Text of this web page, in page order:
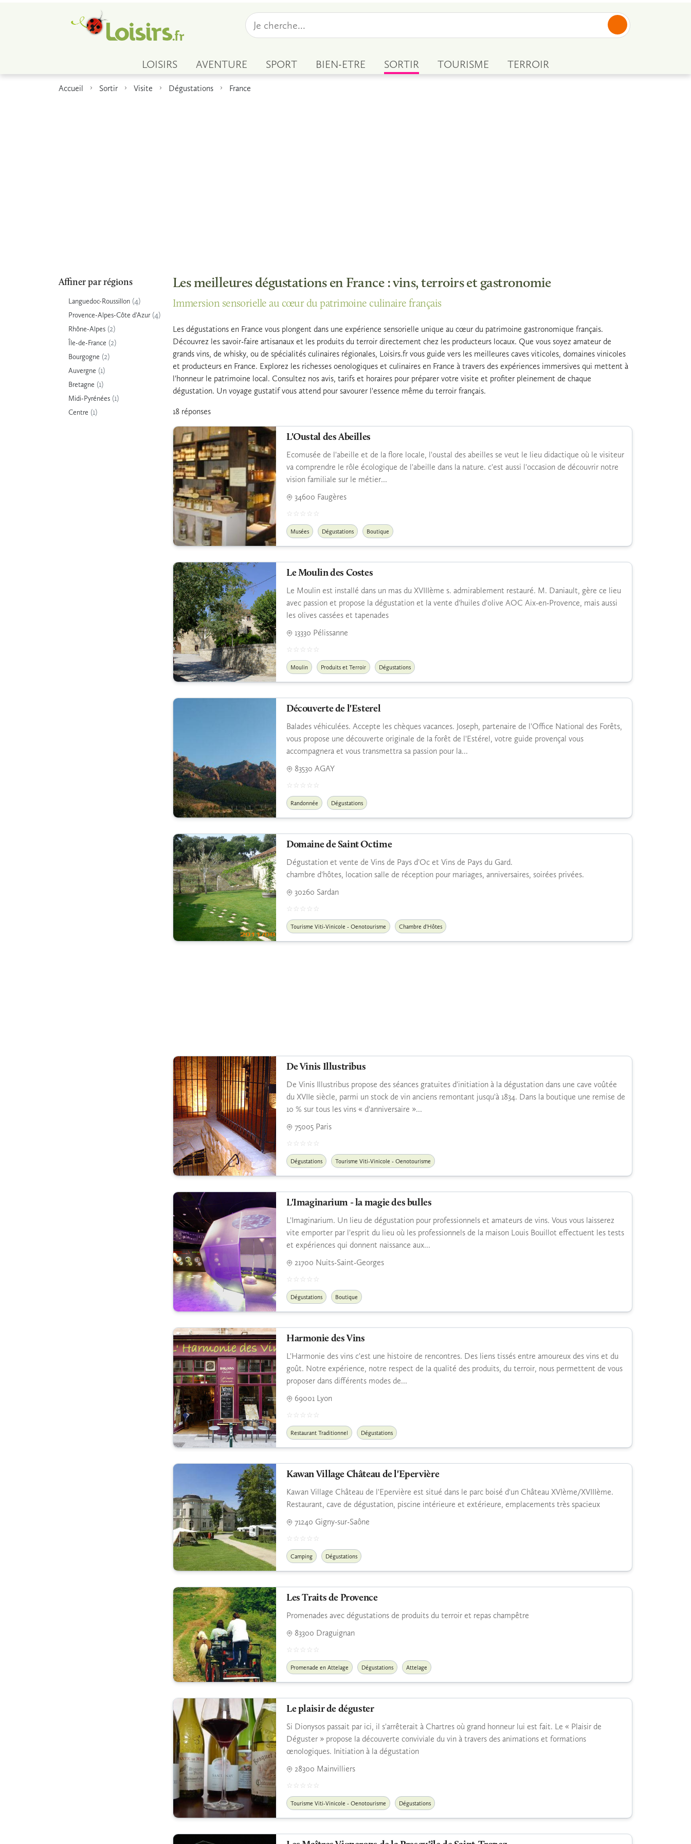
LOISIRS AVENTURE SPORT BIEN-ETRE SORTIR TOURISME TERROIR
Accueil Sortir Visite Dégustations France
Affiner par régions
Languedoc-Roussillon (4)
Provence-Alpes-Côte d'Azur(4)
Rhône-Alpes (2)
Île-de-France (2)
Bourgogne (2)
Auvergne (1)
Bretagne (1)
Midi-Pyrénées (1)
Centre (1)
Les meilleures dégustations en France : vins, terroirs et gastronomie
Immersion sensorielle au cœur du patrimoine culinaire français
Les dégustations en France vous plongent dans une expérience sensorielle unique au cœur du patrimoine gastronomique français.
Découvrez les savoir-faire artisanaux et les produits du terroir directement chez les producteurs locaux. Que vous soyez amateur de
grands vins, de whisky, ou de spécialités culinaires régionales, Loisirs.fr vous guide vers les meilleures caves viticoles, domaines vinicoles
et producteurs en France. Explorez les richesses oenologiques et culinaires en France à travers des expériences immersives qui mettent à
l'honneur le patrimoine local. Consultez nos avis, tarifs et horaires pour préparer votre visite et profiter pleinement de chaque
dégustation. Un voyage gustatif vous attend pour savourer l'essence même du terroir français.
18 réponses
L'Oustal des Abeilles
Ecomusée de l'abeille et de la flore locale, l'oustal des abeilles se veut le lieu didactique où le visiteur
va comprendre le rôle écologique de l'abeille dans la nature. c'est aussi l'occasion de découvrir notre
vision familiale sur le métier...
34600 Faugères
Musées Dégustations Boutique
Le Moulin des Costes
Le Moulin est installé dans un mas du XVIIIème s. admirablement restauré. M. Daniault, gère ce lieu
avec passion et propose la dégustation et la vente d'huiles d'olive AOC Aix-en-Provence, mais aussi
les olives cassées et tapenades
13330 Pélissanne
Moulin Produits et Terroir Dégustations
Découverte de l'Esterel
Balades véhiculées. Accepte les chèques vacances. Joseph, partenaire de l'Office National des Forêts,
vous propose une découverte originale de la forêt de l'Estérel, votre guide provençal vous
accompagnera et vous transmettra sa passion pour la...
83530 AGAY
Randonnée Dégustations
Domaine de Saint Octime
Dégustation et vente de Vins de Pays d'Oc et Vins de Pays du Gard.
chambre d'hôtes, location salle de réception pour mariages, anniversaires, soirées privées.
30260 Sardan
Tourisme Viti-Vinicole - Oenotourisme Chambre d'Hôtes
De Vinis Illustribus
De Vinis Illustribus propose des séances gratuites d'initiation à la dégustation dans une cave voûtée
du XVIIe siècle, parmi un stock de vin anciens remontant jusqu'à 1834. Dans la boutique une remise de
10 % sur tous les vins « d'anniversaire »...
75005 Paris
Dégustations Tourisme Viti-Vinicole - Oenotourisme
L'Imaginarium - la magie des bulles
L'Imaginarium. Un lieu de dégustation pour professionnels et amateurs de vins. Vous vous laisserez
vite emporter par l'esprit du lieu où les professionnels de la maison Louis Bouillot effectuent les tests
et expériences qui donnent naissance aux...
21700 Nuits-Saint-Georges
Dégustations Boutique
Harmonie des Vins
L'Harmonie des vins c'est une histoire de rencontres. Des liens tissés entre amoureux des vins et du
goût. Notre expérience, notre respect de la qualité des produits, du terroir, nous permettent de vous
proposer dans différents modes de...
69001 Lyon
Restaurant Traditionnel Dégustations
Kawan Village Château de l'Epervière
Kawan Village Château de l'Epervière est situé dans le parc boisé d'un Château XVIème/XVIIIème.
Restaurant, cave de dégustation, piscine intérieure et extérieure, emplacements très spacieux
71240 Gigny-sur-Saône
Camping Dégustations
Les Traits de Provence
Promenades avec dégustations de produits du terroir et repas champêtre
83300 Draguignan
Promenade en Attelage Dégustations Attelage
Le plaisir de déguster
Si Dionysos passait par ici, il s'arrêterait à Chartres où grand honneur lui est fait. Le « Plaisir de
Déguster » propose la découverte conviviale du vin à travers des animations et formations
œnologiques. Initiation à la dégustation
28300 Mainvilliers
Tourisme Viti-Vinicole - Oenotourisme Dégustations